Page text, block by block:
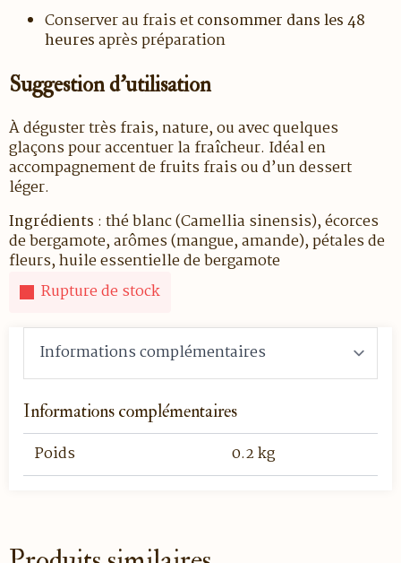
Conserver au frais etconsommer dans les 48
heuresaprès préparation
Suggestion d’utilisation
À déguster très frais, nature, ou avec quelques
glaçons pour accentuer la fraîcheur. Idéal en
accompagnement de fruits frais ou d’un dessert
léger.
Ingrédients : thé blanc (Camellia sinensis), écorces
de bergamote, arômes (mangue, amande), pétales de
fleurs, huile essentielle de bergamote
Rupture de stock
Informations complémentaires
Poids 0.2 kg